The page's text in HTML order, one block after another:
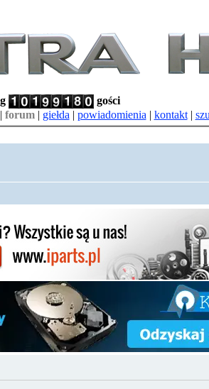
gości
forum| giełda | powiadomienia | kontakt|